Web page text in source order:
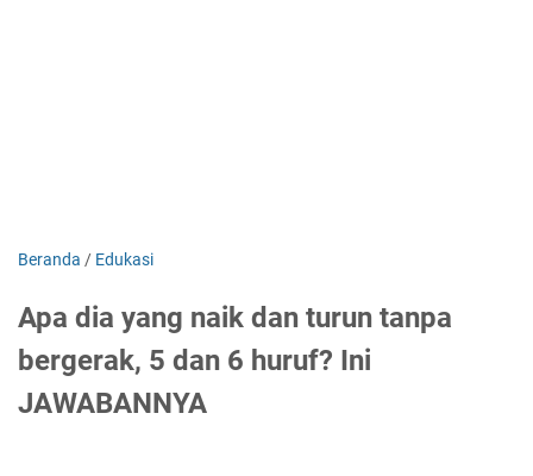
Beranda / Edukasi
Apa dia yang naik dan turun tanpa
bergerak, 5 dan 6 huruf? Ini
JAWABANNYA